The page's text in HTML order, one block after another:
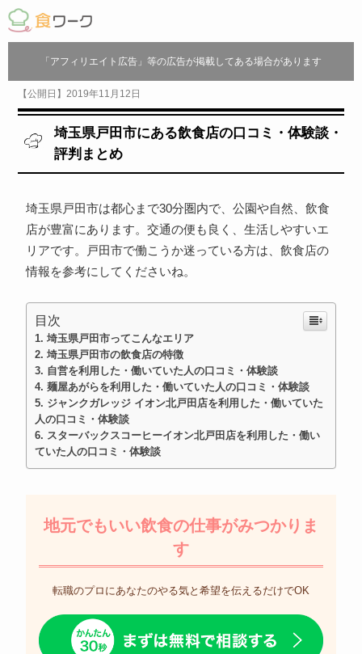
「アフィリエイト広告」等の広告が掲載してある場合があります
【公開日】2019年11月12日
埼玉県戸田市にある飲食店の口コミ・体験談・
評判まとめ
埼玉県戸田市は都心まで30分圏内で、公園や自然、飲食
店が豊富にあります。交通の便も良く、生活しやすいエ
リアです。戸田市で働こうか迷っている方は、飲食店の
情報を参考にしてくださいね。
目次
埼玉県戸田市ってこんなエリア
埼玉県戸田市の飲食店の特徴
自営を利用した・働いていた人の口コミ・体験談
麺屋あがらを利用した・働いていた人の口コミ・体験談
ジャンクガレッジ イオン北戸田店を利用した・働いていた
人の口コミ・体験談
スターバックスコーヒーイオン北戸田店を利用した・働い
ていた人の口コミ・体験談
地元でもいい飲食の仕事がみつかりま
す
転職のプロにあなたのやる気と希望を伝えるだけでOK